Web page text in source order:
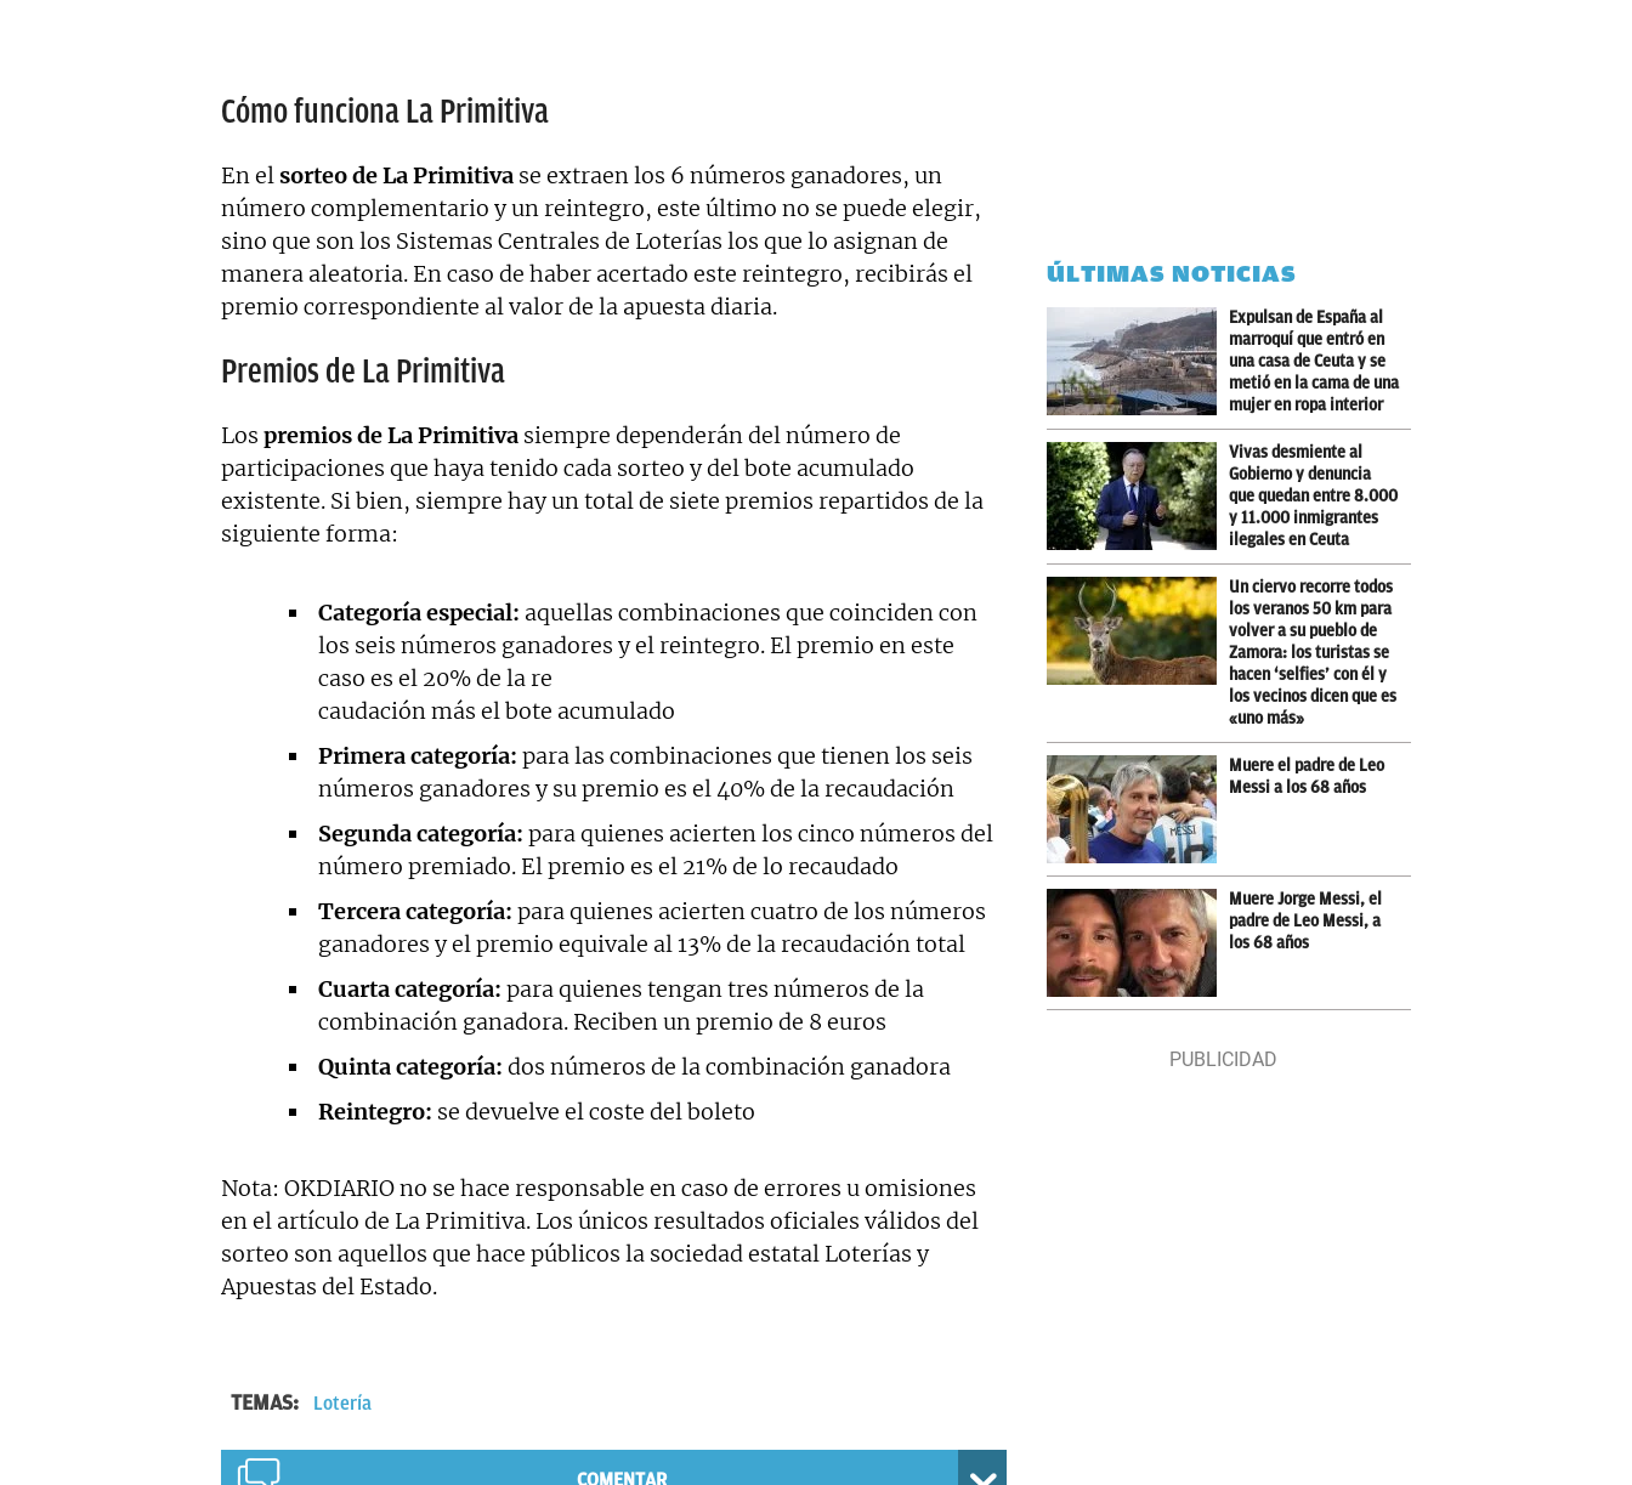
Cómo funciona La Primitiva
En elsorteo de La Primitiva se extraen los 6 números ganadores, un
número complementario y un reintegro, este último no se puede elegir,
sino que son los Sistemas Centrales de Loterías los que lo asignan de
manera aleatoria. En caso de haber acertado este reintegro, recibirás el
premio correspondiente al valor de la apuesta diaria.
Premios de La Primitiva
Los premios de La Primitiva siempre dependerán del número de
participaciones que haya tenido cada sorteo y del bote acumulado
existente. Si bien, siempre hay un total de siete premios repartidos de la
siguiente forma:
Categoría especial: aquellas combinaciones que coinciden con
los seis números ganadores y el reintegro. El premio en este
caso es el 20% de la re
caudación más el bote acumulado
Primera categoría: para las combinaciones que tienen los seis
números ganadores y su premio es el 40% de la recaudación
Segunda categoría: para quienes acierten los cinco números del
número premiado. El premio es el 21% de lo recaudado
Tercera categoría: para quienes acierten cuatro de los números
ganadores y el premio equivale al 13% de la recaudación total
Cuarta categoría: para quienes tengan tres números de la
combinación ganadora. Reciben un premio de 8 euros
Quinta categoría: dos números de la combinación ganadora
Reintegro: se devuelve el coste del boleto
Nota: OKDIARIO no se hace responsable en caso de errores u omisiones
en el artículo de La Primitiva. Los únicos resultados oficiales válidos del
sorteo son aquellos que hace públicos la sociedad estatal Loterías y
Apuestas del Estado.
TEMAS: Lotería
COMENTAR
ÚLTIMAS NOTICIAS
Expulsan de España al
marroquí que entró en
una casa de Ceuta y se
metió en la cama de una
mujer en ropa interior
Vivas desmiente al
Gobierno y denuncia
que quedan entre 8.000
y 11.000 inmigrantes
ilegales en Ceuta
Un ciervo recorre todos
los veranos 50 km para
volver a su pueblo de
Zamora: los turistas se
hacen ‘selfies’ con él y
los vecinos dicen que es
«uno más»
Muere el padre de Leo
Messi a los 68 años
Muere Jorge Messi, el
padre de Leo Messi, a
los 68 años